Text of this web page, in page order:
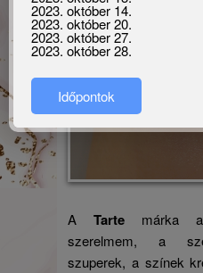
A Tarte márka a
szerelmem, a
szuperek, a színek
2023. október 14.
2023. október 20.
2023. október 27.
2023. október 28.
Időpontok